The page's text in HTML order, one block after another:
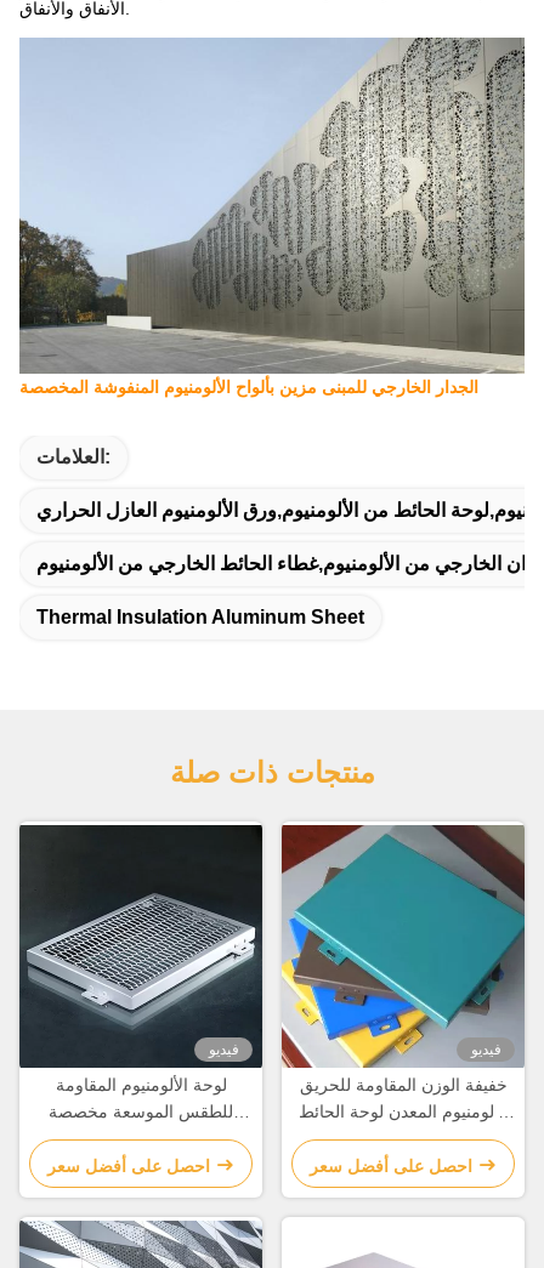
الجدار الخارجي للمبنى مزين بألواح الألومنيوم المنفوشة المخصصة
العلامات:
الحائط من الألومنيوم,ورق الألومنيوم العازل الحراري
الخارجي من الألومنيوم,غطاء الحائط الخارجي من الألومنيوم
Thermal Insulation Aluminum Sheet
منتجات ذات صلة
فيديو
لوحة الألومنيوم المقاومة
للطقس الموسعة مخصصة
لتزيين المباني
احصل على أفضل سعر
فيديو
خفيفة الوزن المقاومة للحريق
الألومنيوم المعدن لوحة الحائط
الستارية مخصصة
احصل على أفضل سعر